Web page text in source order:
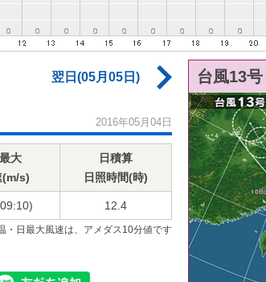
翌日(05月05日)
2016年05月04日
大
(m/s)
日積算
日照時間(時)
12.4
・日最大風速は、アメダス10分値です
台風13号